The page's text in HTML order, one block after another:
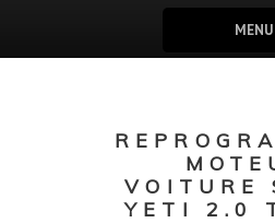
MENU
VOITURE
YETI 2.0